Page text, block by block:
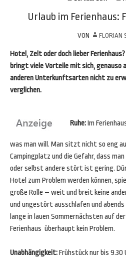
Urlaub im Ferienhaus:
VON FLORIAN
Hotel, Zelt oder doch lieber Ferienhaus?
bringt viele Vorteile mit sich, genauso
anderen Unterkunftsarten nicht zu
verglichen.
Ruhe:Im
was man will. Man sitzt nicht so eng
Campingplatz und die Gefahr, dass
oder selbst andere stört ist gering.
Hotel zum Problem werden können,
große Rolle – weit und breit keine
und ungestört ausschlafen und abends
lange in lauen Sommernächsten auf
Ferienhaus überhaupt kein Problem.
Unabhängigkeit:Frühstück nur bis